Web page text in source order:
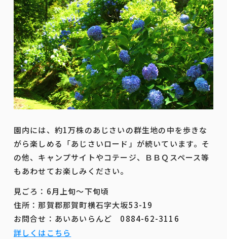
園内には、約1万株のあじさいの群生地の中を歩きな
がら楽しめる「あじさいロード」が続いています。そ
の他、キャンプサイトやコテージ、ＢＢＱスペース等
もあわせてお楽しみください。
見ごろ：6月上旬～下旬頃
住所：那賀郡那賀町横石字大坂53-19
お問合せ：あいあいらんど 0884-62-3116
詳しくはこちら